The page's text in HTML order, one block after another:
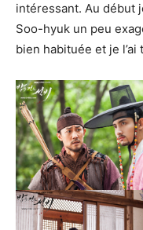
intéressant. Au début
Soo-hyuk un peu
bien habituée et je